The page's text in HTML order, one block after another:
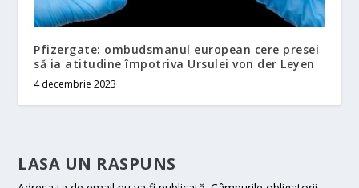
Pfizergate: ombudsmanul european cere presei
să ia atitudine împotriva Ursulei von der Leyen
4 decembrie 2023
LASA UN RASPUNS